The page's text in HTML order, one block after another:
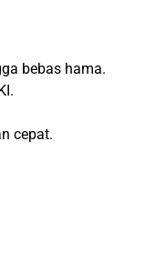
bebas hama.
cepat.